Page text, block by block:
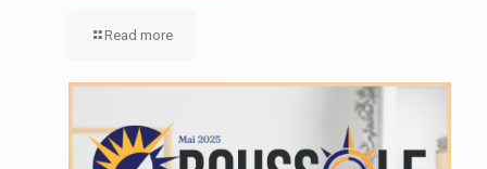
Read more